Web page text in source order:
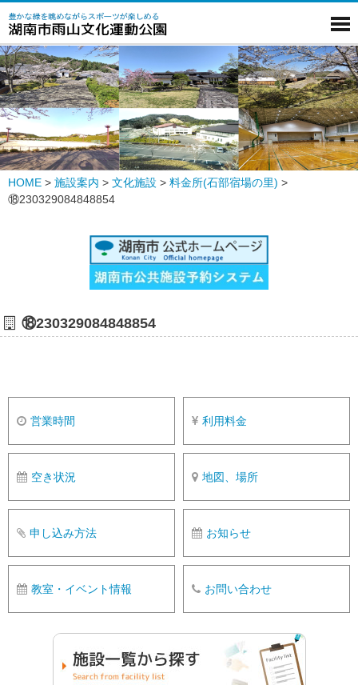
HOME > 施設案内 > 文化施設 > 料金所(石部宿場の里) >
⑱230329084848854
⑱230329084848854
営業時間 利用料金
空き状況 地図、場所
申し込み方法 お知らせ
教室・イベント情報 お問い合わせ